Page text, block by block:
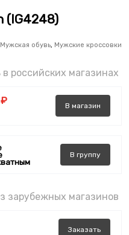
(IG4248)
Мужская обувь, Мужские кроссовки
в российских магазинах
В магазин
В группу
зарубежных магазинов
Заказать